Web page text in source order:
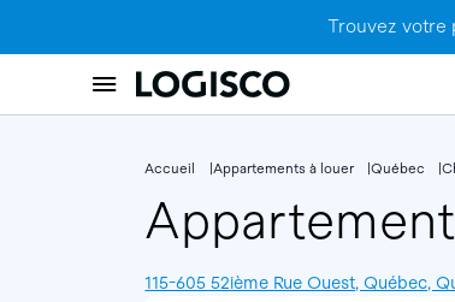
Trouvez votre
Accueil Appartements à louer Québec
Appartement
115-605 52ième Rue Ouest, Québec,